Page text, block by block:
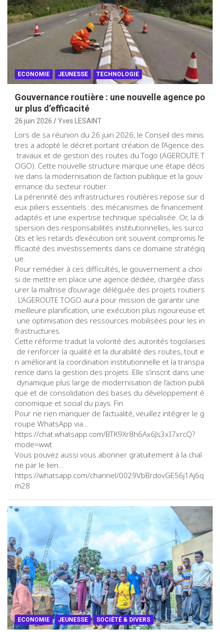
ECONOMIE JEUNESSE TECHNOLOGIE
Gouvernance routière : une nouvelle agence po
ur plus d’efficacité
26 juin 2026 Yves LESAINT
Lors de sa réunion du 26 juin 2026, le Conseil des minis
tres a adopté le décret portant création de l’Agence des
travaux et de gestion des routes du Togo (AGEROUTE T
OGO). Cette nouvelle structure marque une étape décis
ive dans la modernisation de l’action publique et la gouv
ernance du secteur routier.
La pérennité des infrastructures routières repose sur d
eux piliers essentiels : des mécanismes de financement
adaptés et une expertise technique spécialisée. Or, la di
spersion des responsabilités institutionnelles, les surco
ûts et les retards d’exécution ont souvent compromis l’e
fficacité des investissements dans ce domaine stratégiq
ue.
Pour remédier à ces difficultés, le gouvernement a choi
si de mettre en place une agence dédiée, chargée d’ass
urer la maîtrise d’ouvrage déléguée des projets routiers
. L’AGEROUTE TOGO aura pour mission de garantir une
meilleure planification, une exécution plus rigoureuse et
une optimisation des ressources mobilisées pour les in
frastructures.
Cette réforme traduit la volonté des autorités togolaises
de renforcer la qualité et la durabilité des routes, tout e
n améliorant la coordination institutionnelle et la transpa
rence dans la gestion des projets. Elle s’inscrit dans une
dynamique plus large de modernisation de l’action publi
que et de consolidation des bases du développement é
conomique et social du pays. Fin
Pour ne rien manquer de l’actualité, veuillez intégrer le g
roupe WhatsApp via…
https://chat.whatsapp.com/BTK9Xr8h6Ax6Js3xI7xrcQ?
mode=wwt
Vous pouvez aussi vous abonner gratuitement à la chaî
ne par le lien…
https://whatsapp.com/channel/0029VbBrdovGE56j1Aj6q
m28
ECONOMIE JEUNESSE SOCIÉTÉ & DIVERS